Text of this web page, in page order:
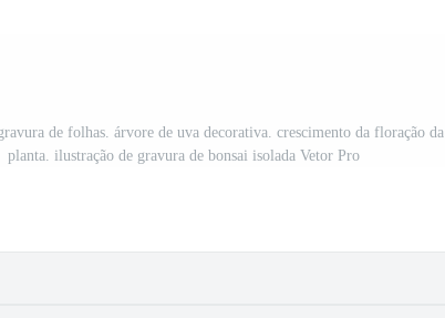
de folhas. árvore de uva decorativa. crescimento da floração da
planta. ilustração de gravura de bonsai isolada Vetor Pro